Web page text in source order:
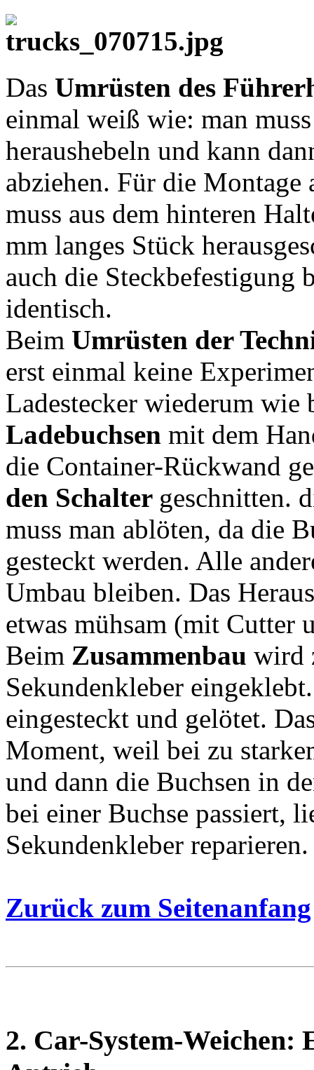
Das Umrüsten des
einmal weiß wie: man
heraushebeln und kann
abziehen. Für die Montage
muss aus dem hinteren
mm langes Stück
auch die Steckbefestigung
identisch.
Beim Umrüsten der
erst einmal keine
Ladestecker wiederum
Ladebuchsen mit dem
die Container-Rückwand
den Schalter geschnitten.
muss man ablöten, da die
gesteckt werden. Alle
Umbau bleiben. Das
etwas mühsam (mit Cutter
Beim Zusammenbau wird
Sekundenkleber
eingesteckt und gelötet.
Moment, weil bei zu
und dann die Buchsen in
bei einer Buchse passiert,
Sekundenkleber reparieren.
Zurück zum Seitenanfang
2. Car-System-Weichen: